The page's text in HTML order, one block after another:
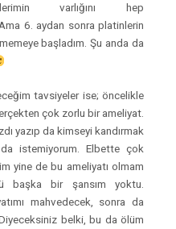
varlığını hep
6. aydan sonra platinlerin
başladım. Şu anda da
tavsiyeler ise; öncelikle
çok zorlu bir ameliyat.
yazıp da kimseyi kandırmak
istemiyorum. Elbette çok
yine de bu ameliyatı olmam
başka bir şansım yoktu.
mahvedecek, sonra da
belki, bu da ölüm